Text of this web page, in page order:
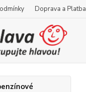
Doprava a Platba